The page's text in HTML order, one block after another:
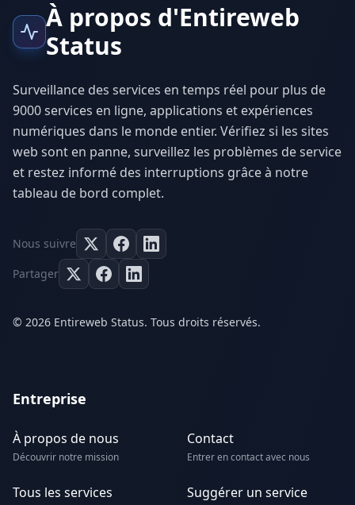
À propos d'Entireweb
Status
Surveillance des services en temps réel pour plus de
9000 services en ligne, applications et expériences
numériques dans le monde entier. Vérifiez si les sites
web sont en panne, surveillez les problèmes de service
et restez informé des interruptions grâce à notre
tableau de bord complet.
Nous suivre
Partager
© 2026 Entireweb Status. Tous droits réservés.
Entreprise
À propos de nous
Découvrir notre mission
Contact
Entrer en contact avec nous
Tous les services Suggérer un service